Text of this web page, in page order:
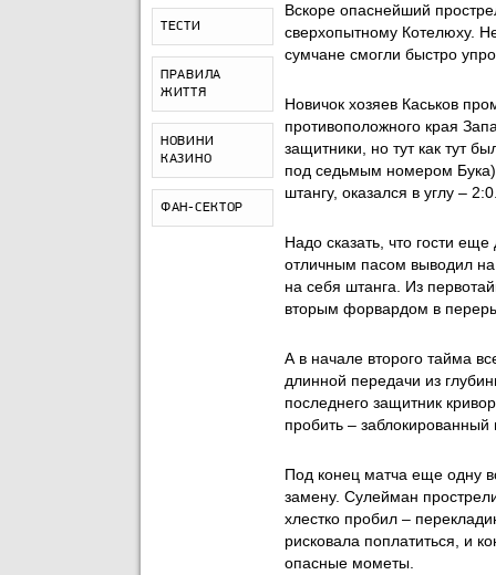
ТЕСТИ
ПРАВИЛА
ЖИТТЯ
НОВИНИ
КАЗИНО
ФАН-СЕКТОР
Вскоре опаснейший
сверхопытному Котелюху.
сумчане смогли быстро
Новичок хозяев Каськов
противоположного края
защитники, но тут как тут
под седьмым номером
штангу, оказался в углу – 2:0.
Надо сказать, что гости
отличным пасом выводил
на себя штанга. Из
вторым форвардом в
А в начале второго тайма
длинной передачи из
последнего защитник
пробить –
Под конец матча еще одну
замену. Сулейман
хлестко пробил –
рисковала поплатиться, и
опасные мометы.